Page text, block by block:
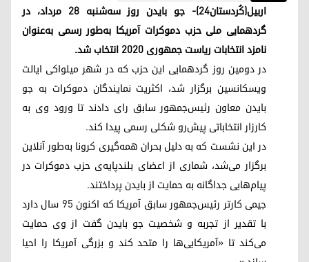
اربیل(کُردستان۲۴)- جو بایدن روز سه‌شنبه ۲۸ مرداد، در
گردهمایی ملی حزب دموکرات آمریکا به‌طور رسمی به‌عنوان
نامزد انتخابات ریاست جمهوری ۲۰۲۰ انتخاب شد.
در دومین روز گردهمایی این حزب که در شهر میلواکی ایالت
ویسکانسین برگزار شد، اکثریت نمایندگان دموکرات به جو
بایدن معاون رئیس‌جمهور سابق رای دادند تا ورود وی به
کارزار انتخاباتی پیش‌رو شکلی رسمی پیدا کند.
در این نشست که به دلیل بحران همه‌گیری کرونا به‌طور آنلاین
برگزار می‌شد، شماری از اعضای بلندپایه‌ی حزب دموکرات در
پیام‌هایی جداگانه به حمایت از بایدن پرداختند.
جیمی کارتر رئیس‌جمهور سابق آمریکا که اکنون ۹۵ سال دارد
با تقدیر از تجربه و شخصیت جو بایدن گفت از وی حمایت
می‌کند تا «آمریکایی‌ها را متحد کند و بزرگی آمریکا را احیا